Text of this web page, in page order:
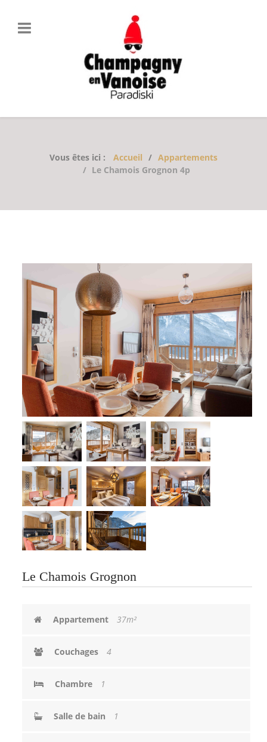
Vous êtes ici : Accueil
Appartements
Le Chamois Grognon 4p
Le Chamois Grognon
Appartement 37m²
Couchages 4
Chambre 1
Salle de bain 1